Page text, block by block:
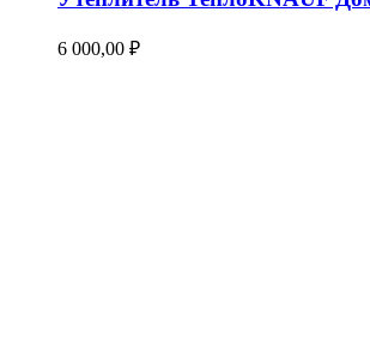
6 000,00 ₽